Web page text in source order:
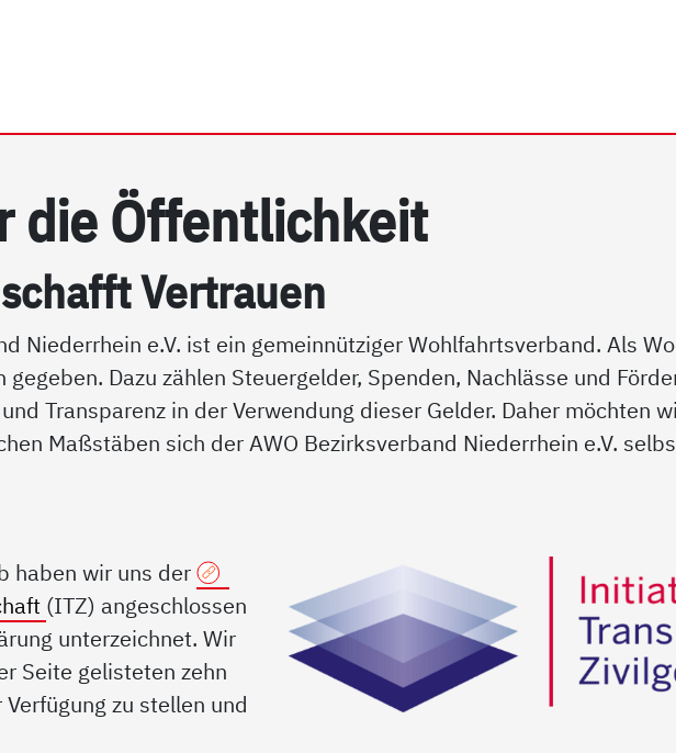
die Öf­f­ent­lich­keit
Ver­trau­en
Niederrhein e.V. ist ein gemeinnütziger Wohlfahrtsverband. Als
Dazu zählen Steuergelder, Spenden, Nachlässe und
Transparenz in der Verwendung dieser Gelder. Daher möchten
Maßstäben sich der AWO Bezirksverband Niederrhein e.V.
haben wir uns der
(ITZ) angeschlossen
unterzeichnet. Wir
Seite gelisteten zehn
zu stellen und